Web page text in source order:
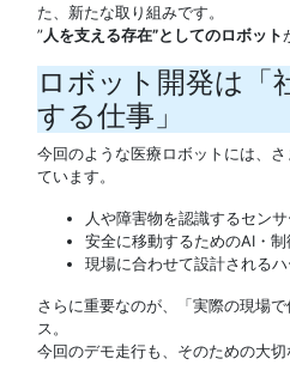
た、新たな取り組みです。
” 人を支える存在”としてのロボット
ロボット開発は「
する仕事」
今回のような医療ロボットには、
ています。
人や障害物を認識するセン
安全に移動するためのAI・
現場に合わせて設計される
さらに重要なのが、「実際の現場
ス。
今回のデモ走行も、そのための大切